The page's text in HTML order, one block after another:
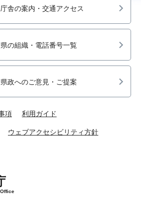
舎の案内・交通アクセス
県の組織・電話番号一覧
県政へのご意見・ご提案
項 利用ガイド
ウェブアクセシビリティ方針